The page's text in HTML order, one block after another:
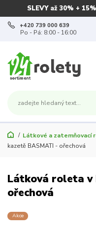
SLEVY až 30% +
+420 739 000 639
Po - Pá: 8:00 - 16:00
Látkové a zatemňovací
kazetě BASMATI - ořechová
Látková roleta v
ořechová
Akce